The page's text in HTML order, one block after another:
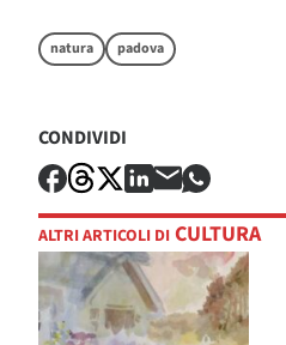
natura padova
CONDIVIDI
ALTRI ARTICOLI DI CULTURA